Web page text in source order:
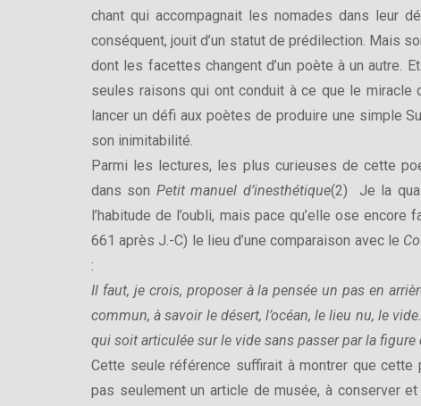
chant qui accompagnait les nomades dans leur
conséquent, jouit d’un statut de prédilection. Mais
dont les facettes changent d’un poète à un autre.
seules raisons qui ont conduit à ce que le miracle
lancer un défi aux poètes de produire une simple
son inimitabilité.
Parmi les lectures, les plus curieuses de cette
dans son Petit manuel d’inesthétique(2) Je la
l’habitude de l’oubli, mais pace qu’elle ose
661 après J.-C) le lieu d’une comparaison avec le
:
Il faut, je crois, proposer à la pensée un pas en
commun, à savoir le désert, l’océan, le lieu nu, le
qui soit articulée sur le vide sans passer par la
Cette seule référence suffirait à montrer que cette
pas seulement un article de musée, à conserver